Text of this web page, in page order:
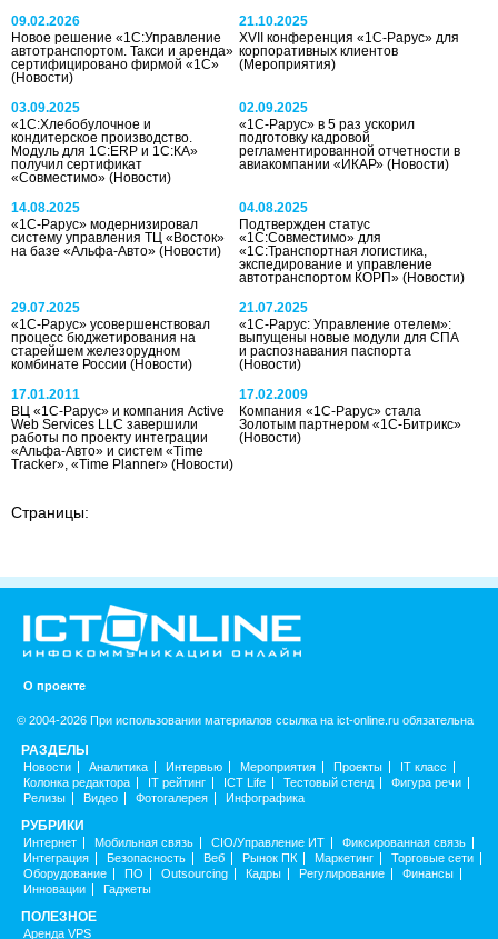
09.02.2026
Новое решение «1С:Управление
автотранспортом. Такси и аренда»
сертифицировано фирмой «1С»
(Новости)
21.10.2025
XVII конференция «1С-Рарус» для
корпора­тивных клиентов
(Мероприятия)
03.09.2025
«1C:Хлебобулочное и
кондитерское производство.
Модуль для 1С:ERP и 1С:КА»
получил сертификат
«Совместимо» (Новости)
02.09.2025
«1С-Рарус» в 5 раз ускорил
подготовку кадровой
регламентированной отчетности в
авиакомпании «ИКАР»(Новости)
14.08.2025
«1С-Рарус» модернизировал
систему управления ТЦ «Восток»
на базе «Альфа-Авто» (Новости)
04.08.2025
Подтвержден статус
«1С:Совместимо» для
«1С:Транспортная логистика,
экспедирование и управление
автотранспортом КОРП»(Новости)
29.07.2025
«1С-Рарус» усовершенствовал
процесс бюджетирования на
старейшем железорудном
комбинате России (Новости)
21.07.2025
«1С-Рарус: Управление отелем»:
выпущены новые модули для СПА
и распознавания паспорта
(Новости)
17.01.2011
ВЦ «1С-Рарус» и компания Active
Web Services LLC завершили
работы по проекту интеграции
«Альфа-Авто» и систем «Time
Tracker», «Time Planner» (Новости)
17.02.2009
Компания «1С-Рарус» стала
Золотым партнером «1С-Битрикс»
(Новости)
Страницы:
О проекте
© 2004-2026 При использовании материалов ссылка на ict-online.ru обязательна
РАЗДЕЛЫ
Новости Аналитика Интервью Мероприятия Проекты
IT класс
Колонка редактора
IT рейтинг ICT Life Тестовый стенд
Фигура речи
Релизы
Видео Фотогалерея Инфографика
РУБРИКИ
Интернет Мобильная связь CIO/Управление ИТ
Фиксированная связь
Интеграция
Безопасность Веб Рынок ПК Маркетинг
Торговые сети
Оборудование
ПО Outsourcing Кадры Регулирование
Финансы
Инновации
Гаджеты
ПОЛЕЗНОЕ
Аренда VPS